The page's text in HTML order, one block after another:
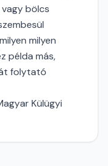
bölcs
milyen
példa más,
folytató
Külügyi